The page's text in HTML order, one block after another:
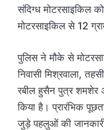
संदिग्ध मोटरसाइकिल
मोटरसाइकिल से 12
पुलिस ने मौके से
निवासी मिश्रवाला,
रबील हुसैन पुत्र शमशेर
किया है। प्रारंभिक
जुड़े पहलुओं की